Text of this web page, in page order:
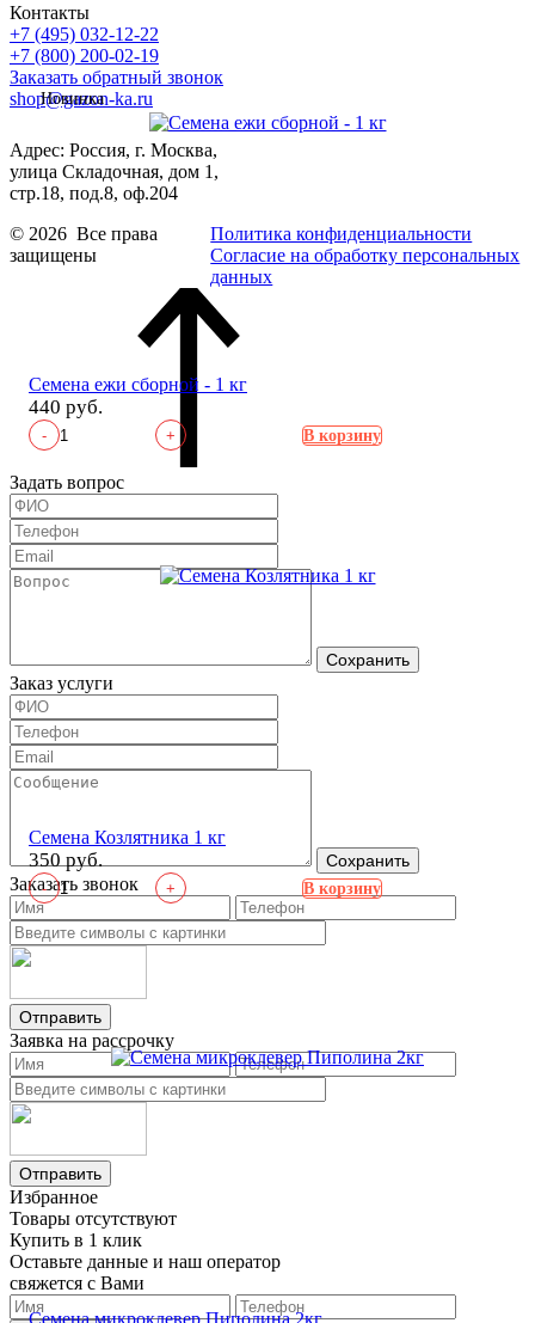
Новинка
Семена ежи сборной - 1 кг
440 руб.
- + В корзину
Семена Козлятника 1 кг
350 руб.
- + В корзину
Семена микроклевер Пиполина 2кг
Контакты
+7 (495) 032-12-22
+7 (800) 200-02-19
Заказать обратный звонок
shop@gazon-ka.ru
Адрес: Россия, г. Москва,
улица Складочная, дом 1,
стр.18, под.8, оф.204
© 2026 Все права
защищены
Политика конфиденциальности
Согласие на обработку персональных
данных
Задать вопрос
Сохранить
Заказ услуги
Сохранить
Заказать звонок
Отправить
Заявка на рассрочку
Отправить
Избранное
Товары отсутствуют
Купить в 1 клик
Оставьте данные и наш оператор
свяжется с Вами